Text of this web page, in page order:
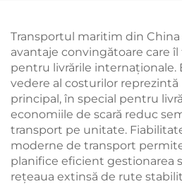
Transportul maritim din China
avantaje convingătoare care
pentru livrările
vedere al costurilor
principal, în special pentru
economiile de scară reduc
transport pe unitate.
moderne de transport
planifice eficient gestionarea
rețeaua extinsă de rute